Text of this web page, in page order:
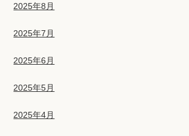
2025年8月
2025年7月
2025年6月
2025年5月
2025年4月